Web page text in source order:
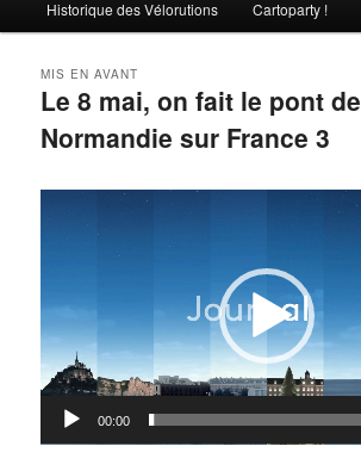
Historique des Vélorutions Cartoparty !
Le 8 mai, on fait le pont de
Normandie sur France 3
MIS EN AVANT
00:00